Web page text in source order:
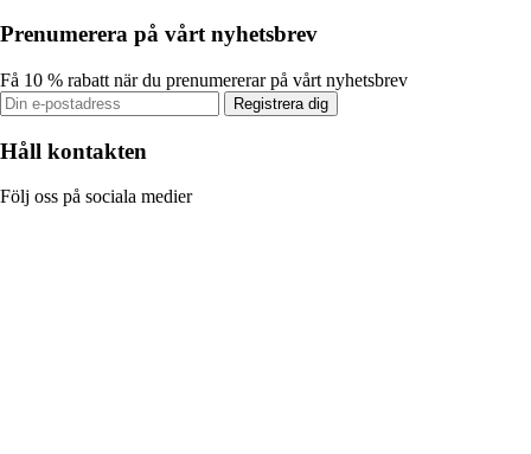
Prenumerera på vårt nyhetsbrev
Få 10 % rabatt när du prenumererar på vårt nyhetsbrev
Registrera dig
Håll kontakten
Följ oss på sociala medier